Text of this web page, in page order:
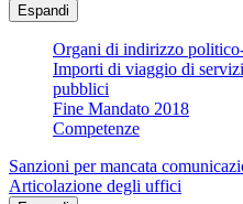
Espandi
Organi di indirizzo
Importi di viaggio di
pubblici
Fine Mandato 2018
Competenze
Sanzioni per mancata
Articolazione degli uffici